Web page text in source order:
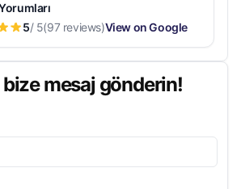
5/ 5(97 reviews)View on Google
mesaj gönderin!